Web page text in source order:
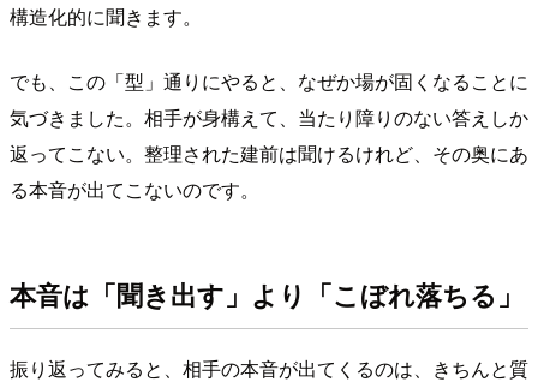
構造化的に聞きます。
でも、この「型」通りにやると、なぜか場が固くなることに
気づきました。相手が身構えて、当たり障りのない答えしか
返ってこない。整理された建前は聞けるけれど、その奥にあ
る本音が出てこないのです。
本音は「聞き出す」より「こぼれ落ちる」
振り返ってみると、相手の本音が出てくるのは、きちんと質